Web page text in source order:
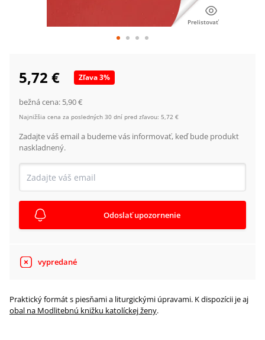
Prelistovať
5,72 € Zľava3%
bežná cena: 5,90 €
Najnižšia cena za posledných 30 dní pred zľavou: 5,72 €
Zadajte váš email a budeme vás informovať, keď bude produkt
naskladnený.
Odoslať upozornenie
vypredané
Praktický formát s piesňami a liturgickými úpravami. K dispozícii je aj
obal na Modlitebnú knižku katolíckej ženy.